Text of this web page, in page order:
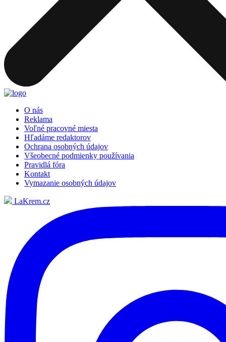
O nás
Reklama
Voľné pracovné miesta
Hľadáme redaktorov
Ochrana osobných údajov
Všeobecné podmienky používania
Pravidlá fóra
Kontakt
Vymazanie osobných údajov
LaKrem.cz